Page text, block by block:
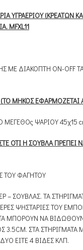
ΥΓΡΑΕΡΙΟΥ (ΚΡΕΑΤΩΝ
MFXL11
ΜΕ ΔΙΑΚΟΠΤΗ ON-OFF
ΜΗΚΟΣ
ΨΑΡΙΟΥ 45χ15
ΟΤΙ Η ΣΟΥΒΛΑ ΠΡΕΠΕΙ
ΤΟΥ ΦΑΓΗΤΟΥ
– ΣΟΥΒΛΑΣ. ΤΑ
ΨΗΣΤΑΡΙΕΣ ΤΟΥ
ΜΠΟΡΟΥΝ ΝΑ
3.5CM. ΣΤΑ
ΕΙΤΕ 4 ΒΙΔΕΣ ΚΛΠ.